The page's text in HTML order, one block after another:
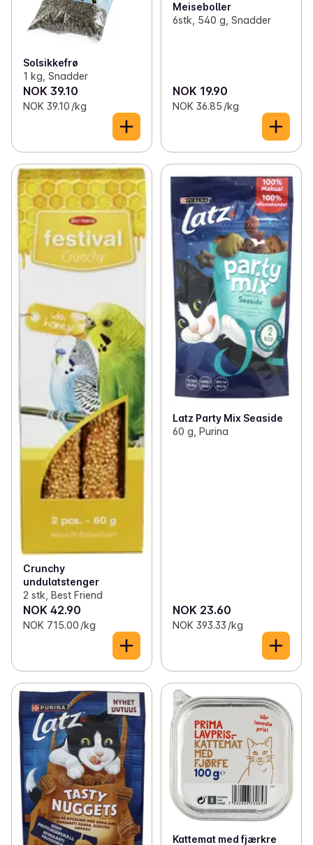
Solsikkefrø
1 kg, Snadder
NOK 39.10
NOK 39.10 /kg
Meiseboller
6stk, 540 g, Snadder
NOK 19.90
NOK 36.85 /kg
Crunchy
undulatstenger
2 stk, Best Friend
NOK 42.90
NOK 715.00 /kg
Latz Party Mix Seaside
60 g, Purina
NOK 23.60
NOK 393.33 /kg
Kattemat med fjærkre